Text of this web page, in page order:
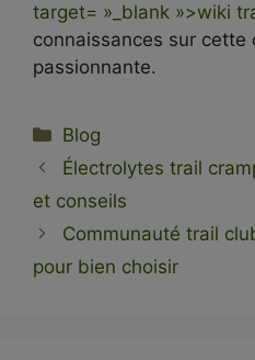
target= »_blank »>wiki
connaissances sur cette
passionnante.
Catégories
Blog
Électrolytes trail
et conseils
Communauté trail
pour bien choisir